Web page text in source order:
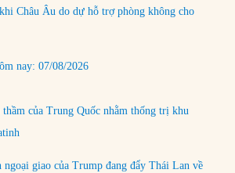
Châu Âu do dự hỗ trợ phòng không cho
nay: 07/08/2026
của Trung Quốc nhằm thống trị khu
ngoại giao của Trump đang đẩy Thái Lan về